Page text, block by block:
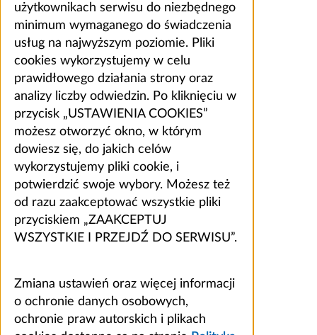
użytkownikach serwisu do niezbędnego
minimum wymaganego do świadczenia
usług na najwyższym poziomie. Pliki
cookies wykorzystujemy w celu
prawidłowego działania strony oraz
analizy liczby odwiedzin. Po kliknięciu w
przycisk „USTAWIENIA COOKIES”
możesz otworzyć okno, w którym
dowiesz się, do jakich celów
wykorzystujemy pliki cookie, i
potwierdzić swoje wybory. Możesz też
od razu zaakceptować wszystkie pliki
przyciskiem „ZAAKCEPTUJ
WSZYSTKIE I PRZEJDŹ DO SERWISU”.
Zmiana ustawień oraz więcej informacji
o ochronie danych osobowych,
ochronie praw autorskich i plikach